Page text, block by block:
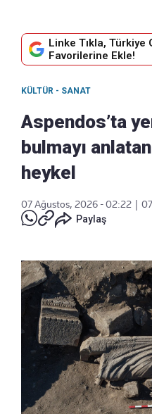
Linke Tıkla, Türkiye
Favorilerine Ekle!
KÜLTÜR - SANAT
Aspendos’ta
bulmayı
heykel
07 Ağustos, 2026 - 02:22
Paylaş